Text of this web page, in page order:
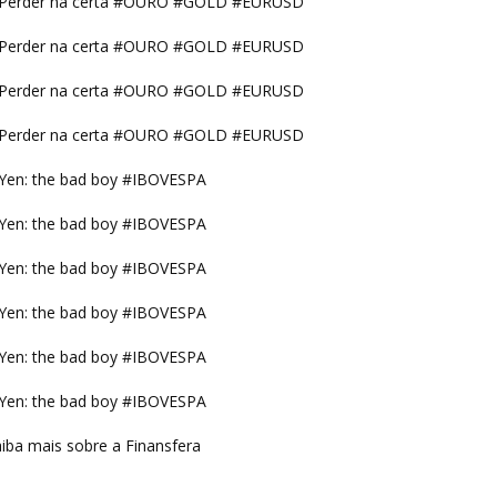
na certa #OURO #GOLD #EURUSD
na certa #OURO #GOLD #EURUSD
na certa #OURO #GOLD #EURUSD
the bad boy #IBOVESPA
the bad boy #IBOVESPA
the bad boy #IBOVESPA
the bad boy #IBOVESPA
the bad boy #IBOVESPA
the bad boy #IBOVESPA
mais sobre a Finansfera